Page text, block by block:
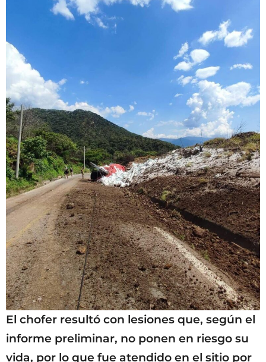
El chofer resultó con lesiones que, según el
informe preliminar, no ponen en riesgo su
vida, por lo que fue atendido en el sitio por